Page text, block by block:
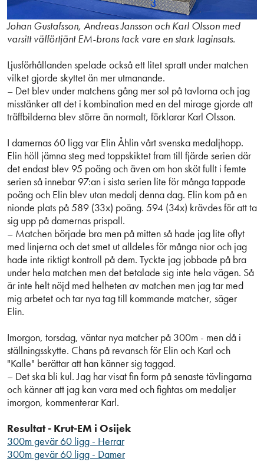
Johan Gustafsson, Andreas Jansson och Karl Olsson med
varsitt välförtjänt EM-brons tack vare en stark laginsats.
Ljusförhållanden spelade också ett litet spratt under matchen
vilket gjorde skyttet än mer utmanande.
– Det blev under matchens gång mer sol på tavlorna och jag
misstänker att det i kombination med en del mirage gjorde att
träffbilderna blev större än normalt, förklarar Karl Olsson.
I damernas 60 ligg var Elin Åhlin vårt svenska medaljhopp.
Elin höll jämna steg med toppskiktet fram till fjärde serien där
det endast blev 95 poäng och även om hon sköt fullt i femte
serien så innebar 97:an i sista serien lite för många tappade
poäng och Elin blev utan medalj denna dag. Elin kom på en
nionde plats på 589 (33x) poäng. 594 (34x) krävdes för att ta
sig upp på damernas prispall.
– Matchen började bra men på mitten så hade jag lite oflyt
med linjerna och det smet ut alldeles för många nior och jag
hade inte riktigt kontroll på dem. Tyckte jag jobbade på bra
under hela matchen men det betalade sig inte hela vägen. Så
är inte helt nöjd med helheten av matchen men jag tar med
mig arbetet och tar nya tag till kommande matcher, säger
Elin.
Imorgon, torsdag, väntar nya matcher på 300m - men då i
ställningsskytte. Chans på revansch för Elin och Karl och
"Kalle" berättar att han känner sig taggad.
– Det ska bli kul. Jag har visat fin form på senaste tävlingarna
och känner att jag kan vara med och fightas om medaljer
imorgon, kommenterar Karl.
Resultat - Krut-EM i Osijek
300m gevär 60 ligg - Herrar
300m gevär 60 ligg - Damer